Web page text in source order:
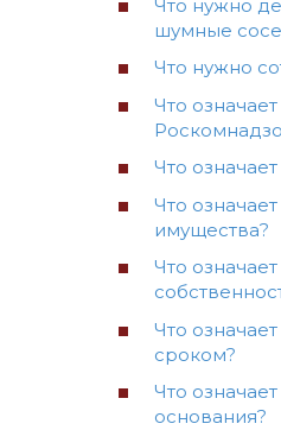
Что нужно
шумные
Что нужно
Что
Что
Что
имущества?
Что
Что
сроком?
Что
основания?